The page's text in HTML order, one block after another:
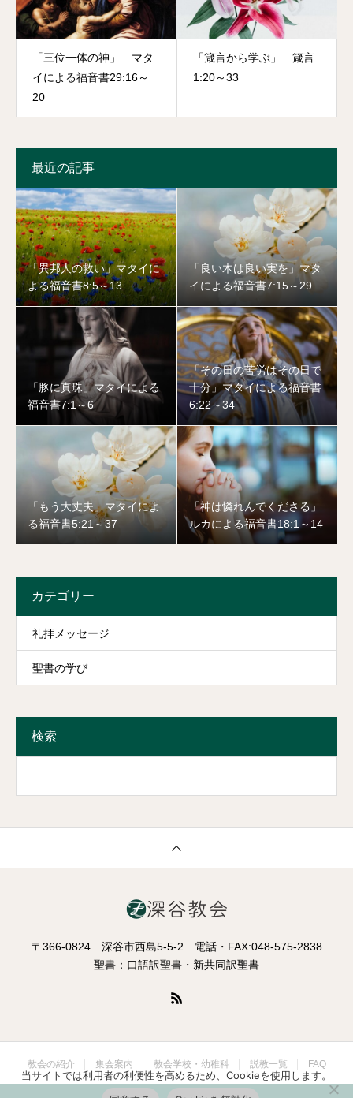
「三位一体の神」 マタ
イによる福音書29:16～
20
「箴言から学ぶ」 箴言
1:20～33
最近の記事
「異邦人の救い」マタイに
よる福音書8:5～13
「良い木は良い実を」マタ
イによる福音書7:15～29
「豚に真珠」マタイによる
福音書7:1～6
「その日の苦労はその日で
十分」マタイによる福音書
6:22～34
「もう大丈夫」マタイによ
る福音書5:21～37
「神は憐れんでくださる」
ルカによる福音書18:1～14
カテゴリー
礼拝メッセージ
聖書の学び
検索
〒366-0824 深谷市西島5-5-2 電話・FAX:048-575-2838
聖書：口語訳聖書・新共同訳聖書
教会の紹介 集会案内 教会学校・幼稚科 説教一覧 FAQ
当サイトでは利用者の利便性を高めるため、Cookieを使用します。